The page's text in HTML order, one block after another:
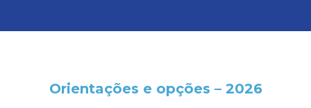
Orientações e opções – 2026